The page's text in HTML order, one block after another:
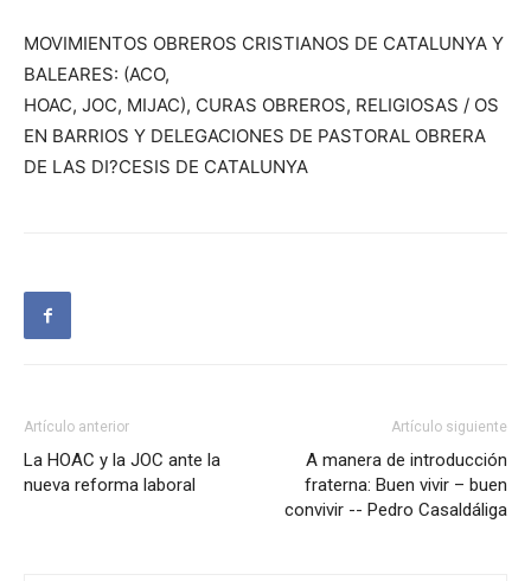
MOVIMIENTOS OBREROS CRISTIANOS DE CATALUNYA Y
BALEARES: (ACO,
HOAC, JOC, MIJAC), CURAS OBREROS, RELIGIOSAS / OS
EN BARRIOS Y DELEGACIONES DE PASTORAL OBRERA
DE LAS DI?CESIS DE CATALUNYA
Artículo anterior
La HOAC y la JOC ante la
nueva reforma laboral
Artículo siguiente
A manera de introducción
fraterna: Buen vivir – buen
convivir -- Pedro Casaldáliga